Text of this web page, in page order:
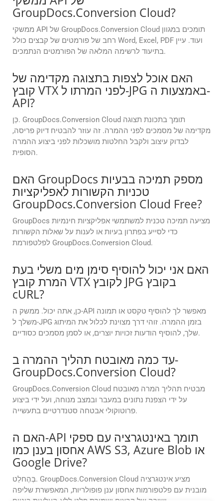
GroupDocs.Conversion Cloud?
ממשקי API של GroupDocs.Conversion Cloud תומכים במגוון
רחב של פורמטים של קבצים כולל Word, Excel, PDF ועוד. עיין
בתיעוד לרשימה המלאה של הפורמטים הנתמכים.
האם אוכל לצפות בתצוגה מקדימה של
קובץ VTX לפני המרתו ל-JPG באמצעות ה-
API?
כֵּן. GroupDocs.Conversion Cloud תומך בתכונת תצוגה
מקדימה של מסמכים לפני ההמרה. זה עוזר להבטיח דיוק פריסה,
לבדוק עיצוב ולקבל החלטות מושכלות לפני ביצוע ההמרה
הסופית.
האם GroupDocs מספק תמיכה בבעיות
טכניות הקשורות לאפליקציות
GroupDocs.Conversion Cloud Free?
GroupDocs מציעה תמיכה טכנית למשתמשי אפליקציות חינמיות
כדי לסייע בפתרון בעיות או לענות על שאלות הקשורות
לפלטפורמת GroupDocs.Conversion Cloud.
האם אני יכול להוסיף סימן מים משלי בעת
המרת קובץ VTX לקובץ JPG בקובץ
cURL?
כן, אתה יכול. ממשק ה-API מאפשר לך להוסיף טקסט או תמונה
משלך ל-JPG בזמן ההמרה. זוהי דרך מצוינת לכלול את המיתוג
שלך, להוסיף הודעות זכויות יוצרים, או לסמן מסמכים כסודיים.
עד כמה מאובטח תהליך ההמרה ב-
GroupDocs.Conversion Cloud?
GroupDocs.Conversion Cloud מבטיח תהליך המרה מאובטח
על ידי הצפנת נתונים במעבר ובמצב מנוחה, ועל ידי ביצוע
פרוטוקולי אבטחה סטנדרטיים בתעשייה.
האם ה-API תומך באינטגרציה עם ספקי
אחסון בענן כמו AWS S3, Azure Blob או
Google Drive?
בְּהֶחלֵט. GroupDocs.Conversion Cloud מציע אינטגרציה
מובנית עם פלטפורמות אחסון ענן פופולריות, המאפשרת שליפה